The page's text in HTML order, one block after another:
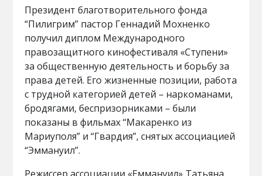
Президент благотворительного фонда
“Пилигрим” пастор Геннадий Мохненко
получил диплом Международного
правозащитного кинофестиваля «Ступени»
за общественную деятельность и борьбу за
права детей. Его жизненные позиции, работа
с трудной категорией детей – наркоманами,
бродягами, беспризорниками – были
показаны в фильмах “Макаренко из
Мариуполя” и “Гвардия”, снятых ассоциацией
“Эммануил”.